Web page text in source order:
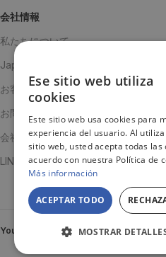
会社情報
私たちについて
Japanチーム
お客様の声
お問い合わせ
会社概要
LINE公式アカウント
YouTooProjectCreated By
プ
Ese sitio web utiliza
cookies
Este sitio web usa cookies para
experiencia del usuario. Al
sitio web, usted acepta todas las
acuerdo con nuestra Política de
Más información
ACEPTAR TODO
MOSTRAR